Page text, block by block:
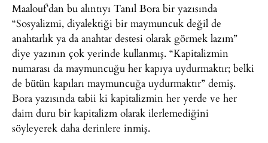
Maalouf’dan bu alıntıyı Tanıl Bora bir yazısında
“Sosyalizmi, diyalektiği bir maymuncuk değil de
anahtarlık ya da anahtar destesi olarak görmek lazım”
diye yazının çok yerinde kullanmış. “Kapitalizmin
numarası da maymuncuğu her kapıya uydurmaktır; belki
de bütün kapıları maymuncuğa uydurmaktır” demiş.
Bora yazısında tabii ki kapitalizmin her yerde ve her
daim duru bir kapitalizm olarak ilerlemediğini
söyleyerek daha derinlere inmiş.